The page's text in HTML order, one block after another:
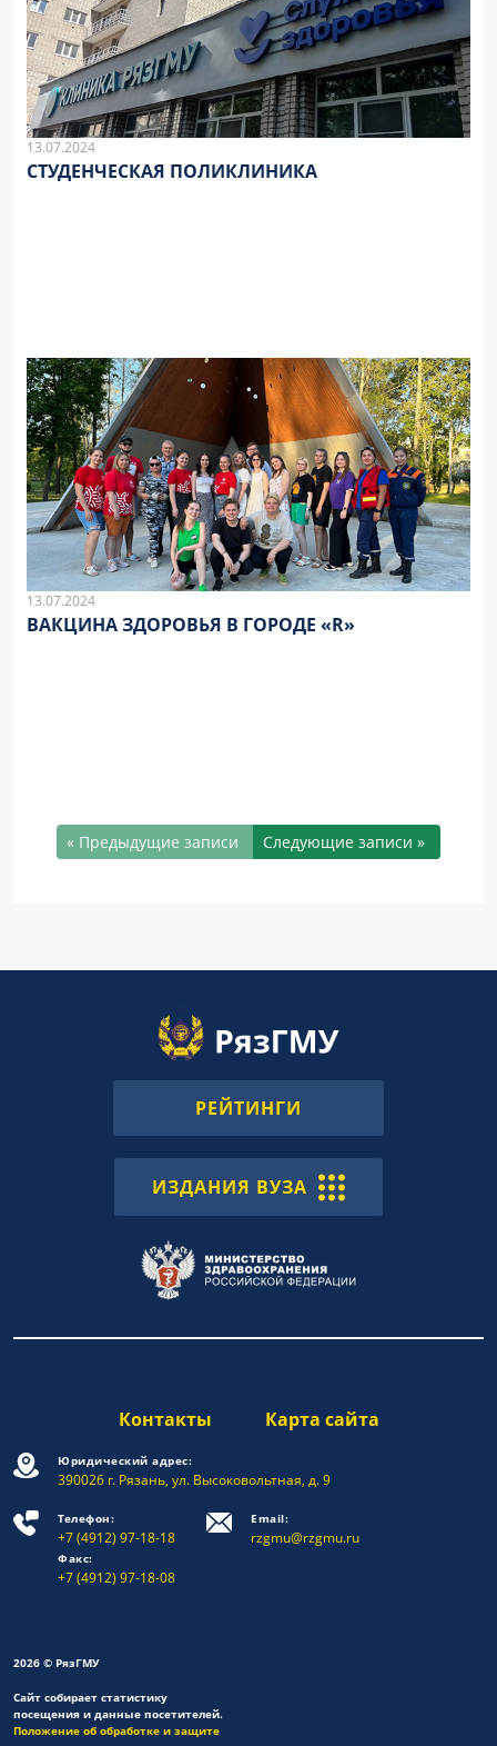
13.07.2024
СТУДЕНЧЕСКАЯ ПОЛИКЛИНИКА
13.07.2024
ВАКЦИНА ЗДОРОВЬЯ В ГОРОДЕ «R»
« Предыдущие записи Следующие записи »
РЕЙТИНГИ
ИЗДАНИЯ ВУЗА
Контакты Карта сайта
Юридический адрес:
390026 г. Рязань, ул. Высоковольтная, д. 9
Телефон:
+7 (4912) 97-18-18
Факс:
+7 (4912) 97-18-08
Email:
rzgmu@rzgmu.ru
2026 © РязГМУ
Сайт собирает статистику
посещения и данные посетителей.
Положение об обработке и защите